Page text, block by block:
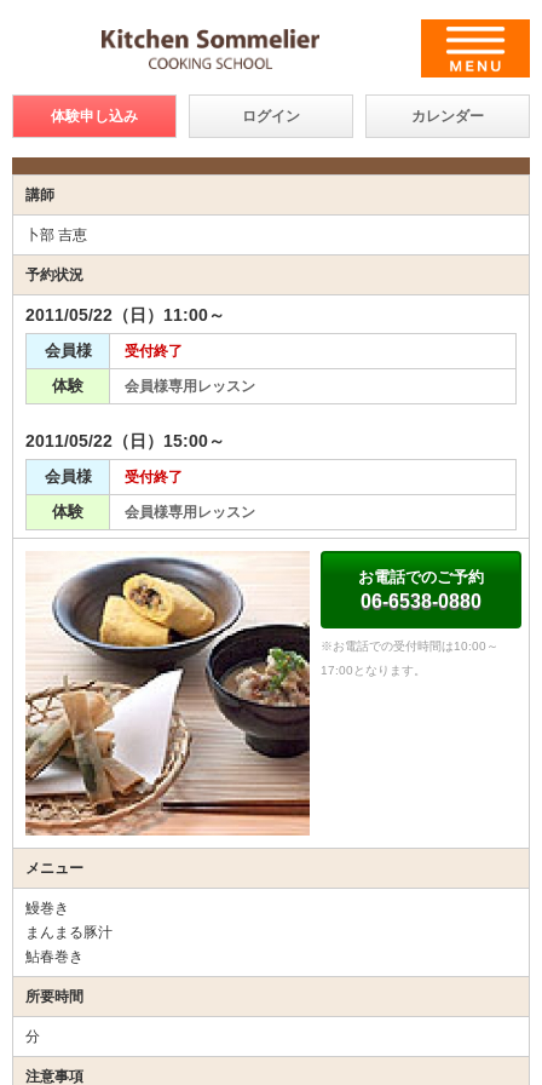
体験申し込み ログイン カレンダー
講師
卜部 吉恵
予約状況
2011/05/22（日）11:00～
会員様 受付終了
体験 会員様専用レッスン
2011/05/22（日）15:00～
会員様 受付終了
体験 会員様専用レッスン
お電話でのご予約
06-6538-0880
※お電話での受付時間は10:00～
17:00となります。
メニュー
鰻巻き
まんまる豚汁
鮎春巻き
所要時間
分
注意事項